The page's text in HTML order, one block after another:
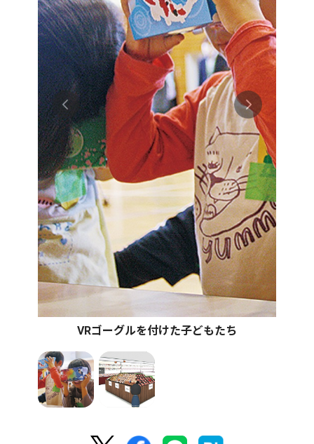
VRゴーグルを付けた子どもたち